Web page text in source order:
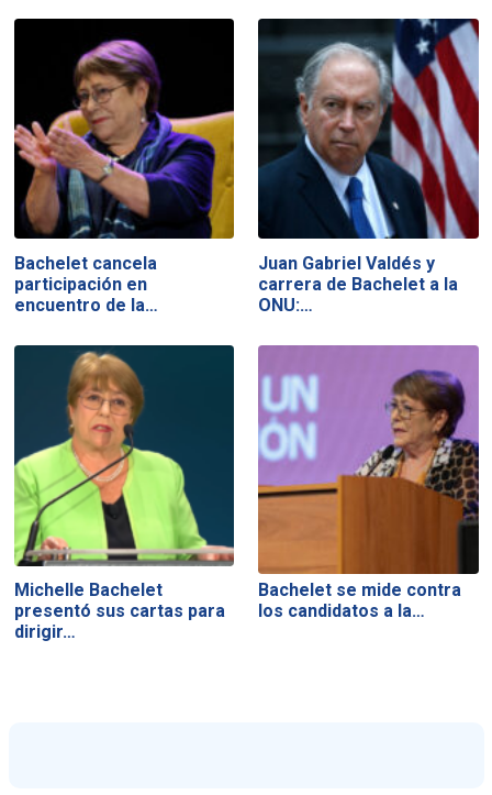
Bachelet cancela
participación en
encuentro de la…
Juan Gabriel Valdés y
carrera de Bachelet a la
ONU:…
Michelle Bachelet
presentó sus cartas para
dirigir…
Bachelet se mide contra
los candidatos a la…